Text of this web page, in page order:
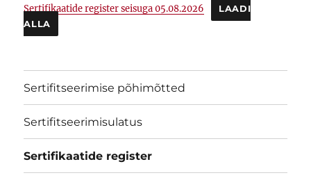
Sertifikaatide register seisuga 05.08.2026
LAADI
ALLA
Sertifitseerimise põhimõtted
Sertifitseerimisulatus
Sertifikaatide register